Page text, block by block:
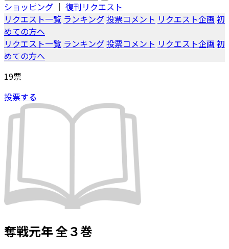
ショッピング ｜ 復刊リクエスト
リクエスト一覧 ランキング投票コメント リクエスト企画 初
めての方へ
リクエスト一覧 ランキング投票コメント リクエスト企画 初
めての方へ
19票
投票する
奪戦元年 全３巻